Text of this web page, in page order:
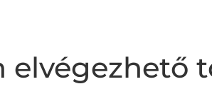
elvégezhető